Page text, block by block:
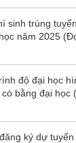
sinh trúng
năm 2025
độ đại học
bằng đại học
ký dự